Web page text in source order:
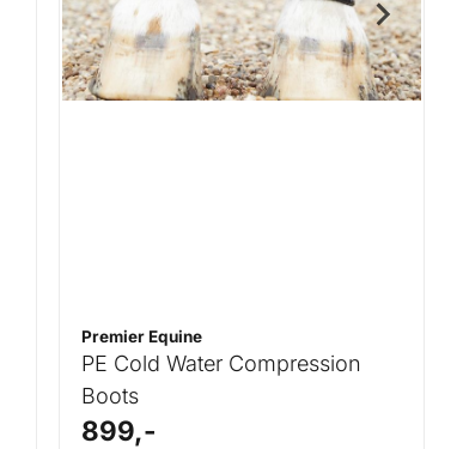
Premier Equine
PE Cold Water Compression
Boots
899,-